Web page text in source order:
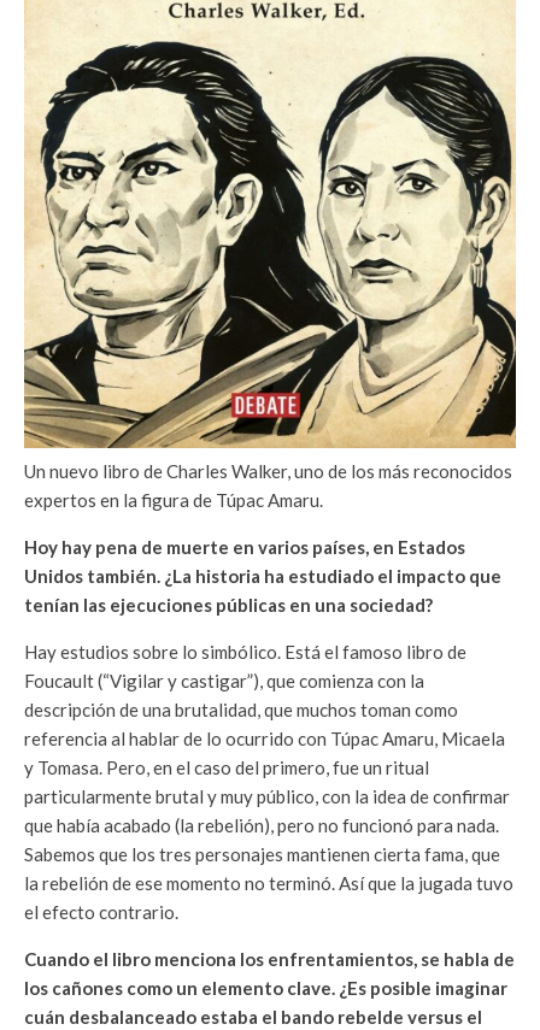
Un nuevo libro de Charles Walker, uno de los más reconocidos
expertos en la figura de Túpac Amaru.
Hoy hay pena de muerte en varios países, en Estados
Unidos también. ¿La historia ha estudiado el impacto que
tenían las ejecuciones públicas en una sociedad?
Hay estudios sobre lo simbólico. Está el famoso libro de
Foucault (“Vigilar y castigar”), que comienza con la
descripción de una brutalidad, que muchos toman como
referencia al hablar de lo ocurrido con Túpac Amaru, Micaela
y Tomasa. Pero, en el caso del primero, fue un ritual
particularmente brutal y muy público, con la idea de confirmar
que había acabado (la rebelión), pero no funcionó para nada.
Sabemos que los tres personajes mantienen cierta fama, que
la rebelión de ese momento no terminó. Así que la jugada tuvo
el efecto contrario.
Cuando el libro menciona los enfrentamientos, se habla de
los cañones como un elemento clave. ¿Es posible imaginar
cuán desbalanceado estaba el bando rebelde versus el